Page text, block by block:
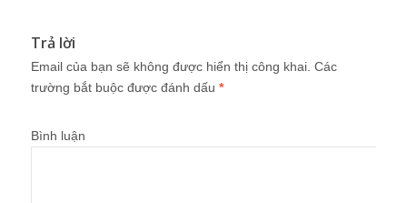
Trả lời
Email của bạn sẽ không được hiển thị công khai. Các
trường bắt buộc được đánh dấu *
Bình luận